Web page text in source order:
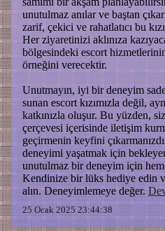
unutulmaz anılar ve baştan
zarif, çekici ve rahatlatıcı bu
Her ziyaretinizi aklınıza
bölgesindeki escort
örneğini verecektir.
Unutmayın, iyi bir deneyim
sunan escort kızımızla değil,
katkınızla oluşur. Bu yüzden,
çerçevesi içerisinde iletişim
geçirmenin keyfini
deneyimi yaşatmak için
unutulmaz bir deneyim için
Kendinize bir lüks hediye edin
alın. Deneyimlemeye değer.
25 Ocak 2025 23:44:38